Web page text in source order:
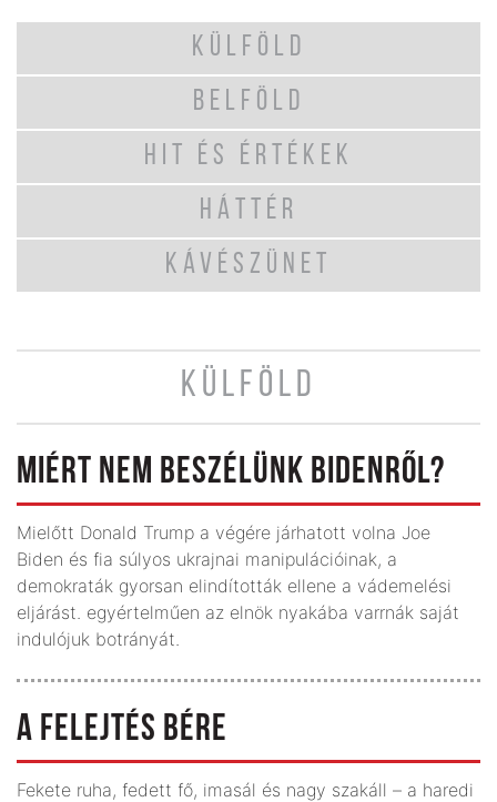
KÜLFÖLD
BELFÖLD
HIT ÉS ÉRTÉKEK
HÁTTÉR
KÁVÉSZÜNET
KÜLFÖLD
MIÉRT NEM BESZÉLÜNK BIDENRŐL?
Mielőtt Donald Trump a végére járhatott volna Joe
Biden és fia súlyos ukrajnai manipulációinak, a
demokraták gyorsan elindították ellene a vádemelési
eljárást. egyértelműen az elnök nyakába varrnák saját
indulójuk botrányát.
A FELEJTÉS BÉRE
Fekete ruha, fedett fő, imasál és nagy szakáll – a haredi